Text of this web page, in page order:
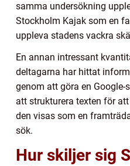
samma undersökning
Stockholm Kajak som en
uppleva stadens vackra
En annan intressant
deltagarna har hittat
genom att göra en
att strukturera texten för
den visas som en
sök.
Hur skiljer sig